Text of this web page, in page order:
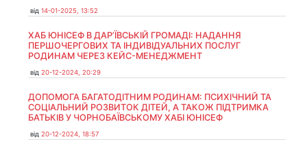
від 14-01-2025, 13:52
ХАБ ЮНІСЕФ В ДАР’ЇВСЬКІЙ ГРОМАДІ: НАДАННЯ
ПЕРШОЧЕРГОВИХ ТА ІНДИВІДУАЛЬНИХ ПОСЛУГ
РОДИНАМ ЧЕРЕЗ КЕЙС-МЕНЕДЖМЕНТ
від 20-12-2024, 20:29
ДОПОМОГА БАГАТОДІТНИМ РОДИНАМ: ПСИХІЧНИЙ ТА
СОЦІАЛЬНИЙ РОЗВИТОК ДІТЕЙ, А ТАКОЖ ПІДТРИМКА
БАТЬКІВ У ЧОРНОБАЇВСЬКОМУ ХАБІ ЮНІСЕФ
від 20-12-2024, 18:57